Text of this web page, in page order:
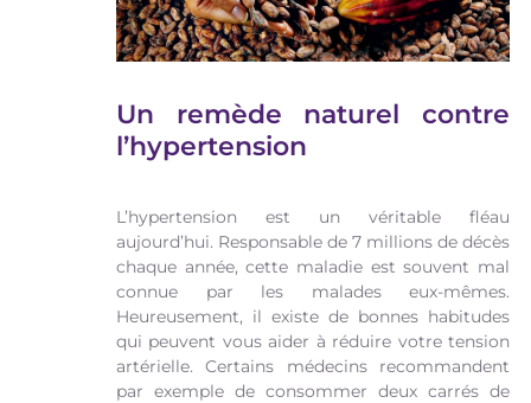
Un remède naturel contre
l’hypertension
L’hypertension est un véritable fléau
aujourd’hui. Responsable de 7 millions de décès
chaque année, cette maladie est souvent mal
connue par les malades eux-mêmes.
Heureusement, il existe de bonnes habitudes
qui peuvent vous aider à réduire votre tension
artérielle. Certains médecins recommandent
par exemple de consommer deux carrés de